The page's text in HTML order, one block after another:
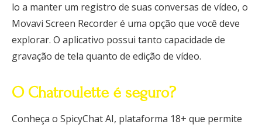
lo a manter um registro de suas conversas de vídeo, o
Movavi Screen Recorder é uma opção que você deve
explorar. O aplicativo possui tanto capacidade de
gravação de tela quanto de edição de vídeo.
O Chatroulette é seguro?
Conheça o SpicyChat AI, plataforma 18+ que permite